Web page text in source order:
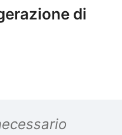
di